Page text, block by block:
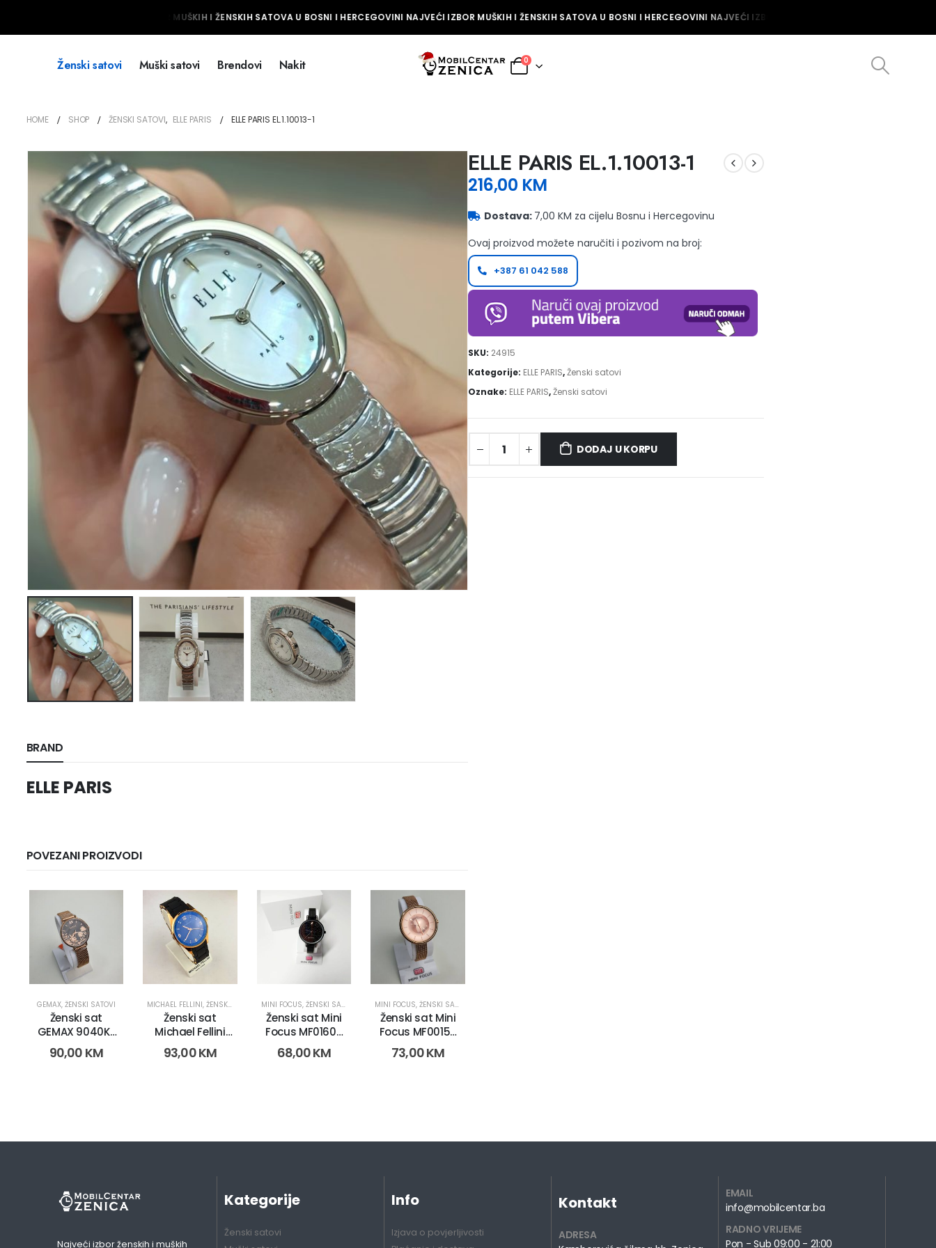
NAJVEĆI IZBOR MUŠKIH I ŽENSKIH SATOVA U BOSNI I HERCEGOVINI NAJVEĆI IZBOR MUŠKIH I ŽENSKIH SATOVA U BOSNI I HERCEGOVINI NAJVEĆI IZBOR MUŠKIH I ŽENSKIH SATOVA U
Ženski satovi Muški satovi Brendovi Nakit 0
HOME SHOP ŽENSKI SATOVI, ELLE PARIS ELLE PARIS EL.1.10013-1
BRAND
ELLE PARIS
POVEZANI PROIZVODI
GEMAX, ŽENSKI SATOVI
Ženski sat
GEMAX 9040K-
CR-DB (2269)
90,00 KM
MICHAEL FELLINI,ŽENSKI SATOVI
Ženski sat
Michael Fellini
1143 (2680)
93,00KM
MINI FOCUS, ŽENSKI SATOVI
Ženski sat Mini
Focus MF0160L.
(1177-1)
68,00KM
MINI FOCUS,ŽENSKI SATOVI
Ženski sat Mini
Focus MF0015L.
(9186-3)
73,00KM
ELLE PARIS EL.1.10013-1
216,00 KM
Dostava: 7,00 KM za cijelu Bosnu i Hercegovinu
Ovaj proizvod možete naručiti i pozivom na broj:
+387 61 042 588
SKU: 24915
Kategorije: ELLE PARIS,Ženski satovi
Oznake: ELLE PARIS,Ženski satovi
DODAJ U KORPU
Najveći izbor ženskih i muških
Kategorije
Ženski satovi
Info
Izjava o povjerljivosti
Kontakt
ADRESA
EMAIL
info@mobilcentar.ba
RADNO VRIJEME
Pon - Sub 09:00 - 21:00